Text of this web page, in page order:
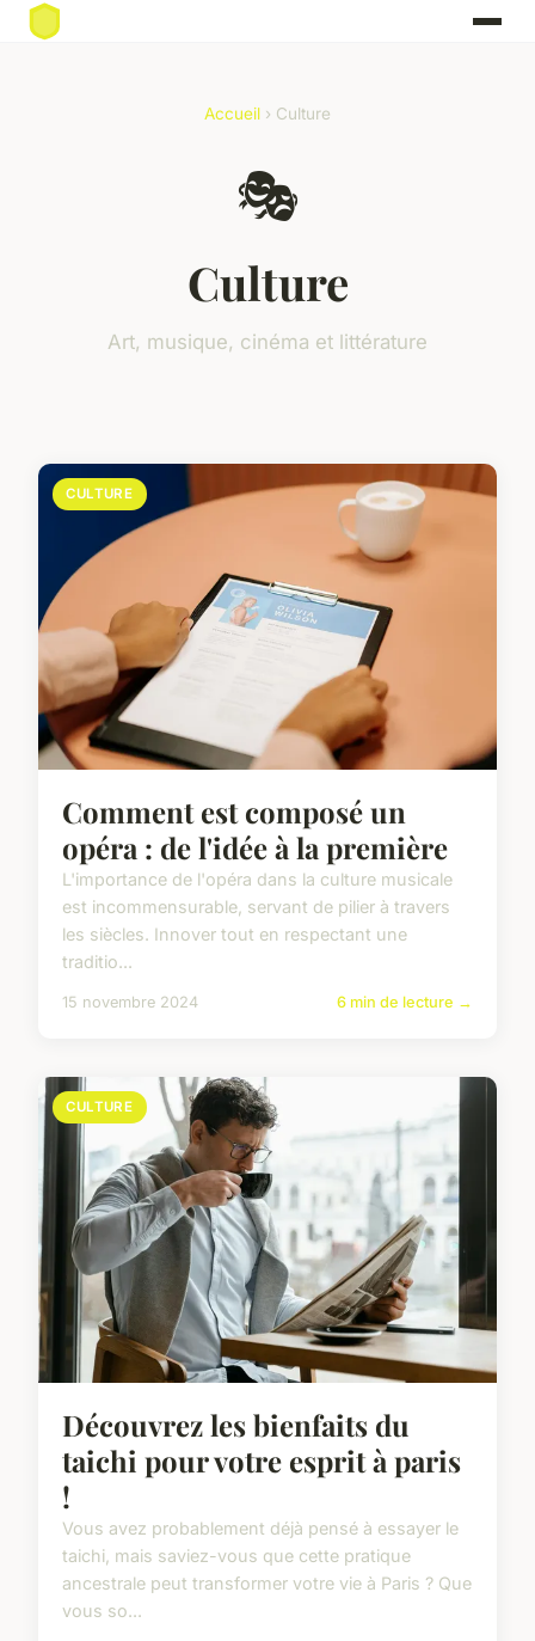
Accueil › Culture
🎭
Culture
Art, musique, cinéma et littérature
CULTURE
Comment est composé un
opéra : de l'idée à la première
L'importance de l'opéra dans la culture musicale
est incommensurable, servant de pilier à travers
les siècles. Innover tout en respectant une
traditio...
15 novembre 2024 6 min de lecture →
CULTURE
Découvrez les bienfaits du
taichi pour votre esprit à paris
!
Vous avez probablement déjà pensé à essayer le
taichi, mais saviez-vous que cette pratique
ancestrale peut transformer votre vie à Paris ? Que
vous so...